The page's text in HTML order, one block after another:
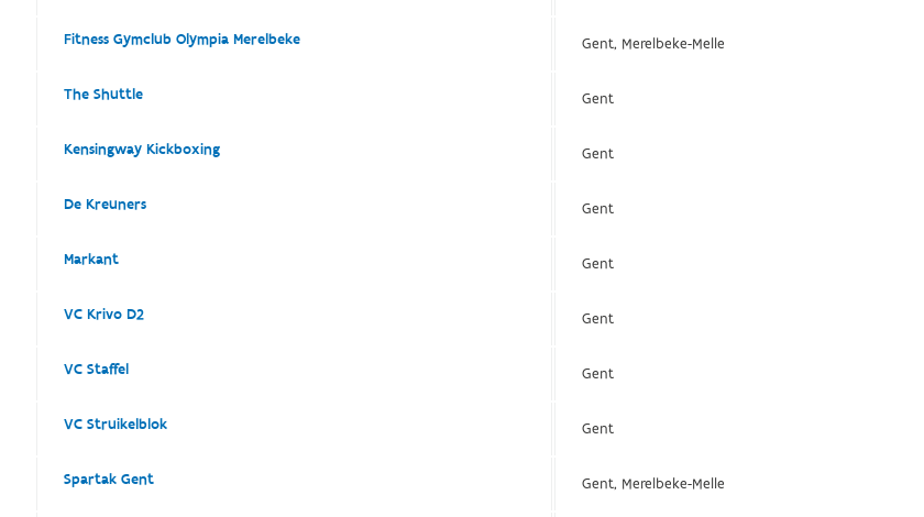
Fitness Gymclub Olympia Merelbeke Gent, Merelbeke-Melle
The Shuttle Gent
Kensingway Kickboxing Gent
De Kreuners Gent
Markant Gent
VC Krivo D2 Gent
VC Staffel Gent
VC Struikelblok Gent
Spartak Gent Gent, Merelbeke-Melle